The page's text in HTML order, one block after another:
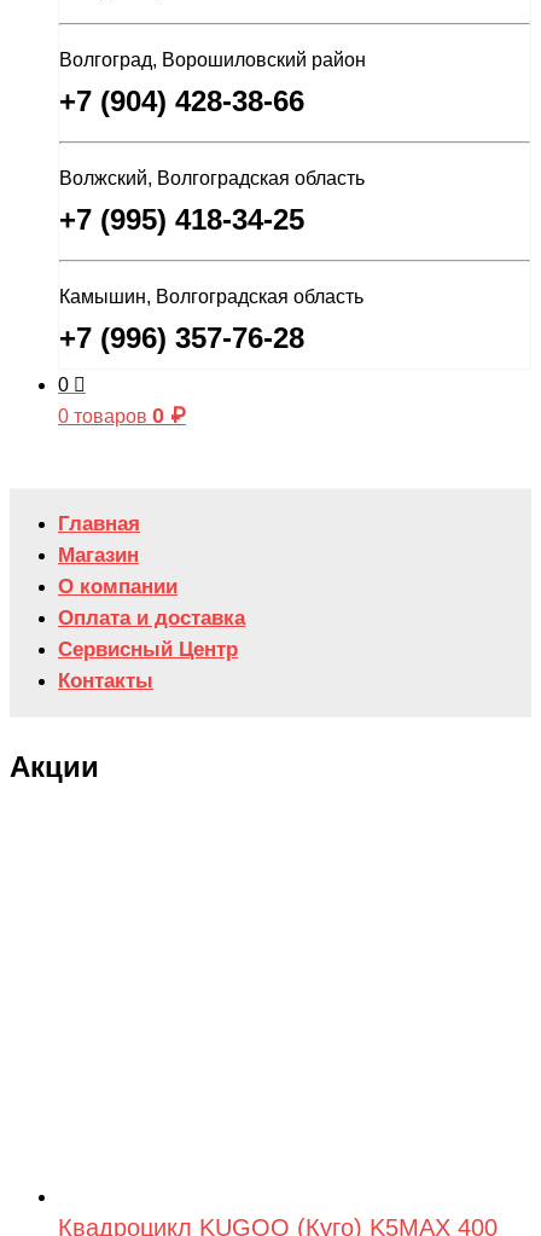
Волгоград, Ворошиловский район
+7 (904) 428-38-66
Волжский, Волгоградская область
+7 (995) 418-34-25
Камышин, Волгоградская область
+7 (996) 357-76-28
0
0 товаров 0 ₽
Главная
Магазин
О компании
Оплата и доставка
Сервисный Центр
Контакты
Акции
Квадроцикл KUGOO (Куго) K5MAX 400